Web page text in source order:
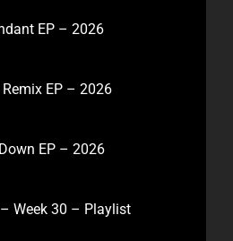
EP – 2026
EP – 2026
EP – 2026
Week 30 – Playlist